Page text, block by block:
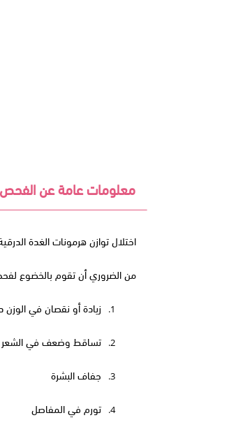
معلومات عامة عن الفحص
اختلال توازن هرمونات الغدة
من الضروري أن تقوم بالخضوع
1. زيادة أو نقصان في
2. تساقط وضعف في الشعر
3. جفاف البشرة
4. تورم في المفاصل